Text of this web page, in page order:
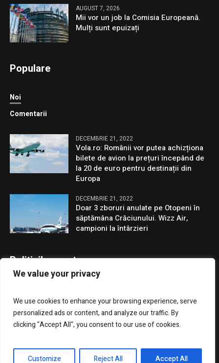
We value your privacy
We use cookies to enhance your browsing experience, serve
personalized ads or content, and analyze our traffic. By
clicking "Accept All", you consent to our use of cookies.
Customize Reject All Accept All
AUGUST 7, 2026
Mii vor un job la Comisia Europeană.
Mulți sunt epuizați
Populare
Noi
Comentarii
DECEMBRIE 21, 2022
Vola.ro: Românii vor putea achizționa
bilete de avion la prețuri începând de
la 20 de euro pentru destinații din
Europa
DECEMBRIE 21, 2022
Doar 3 zboruri anulate pe Otopeni în
săptămâna Crăciunului. Wizz Air,
campioni la întârzieri
Politicile noastre
GDPR